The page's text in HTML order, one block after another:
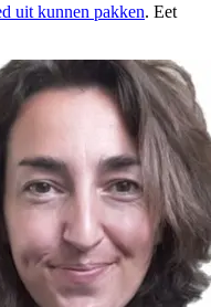
uit kunnen pakken. Eet